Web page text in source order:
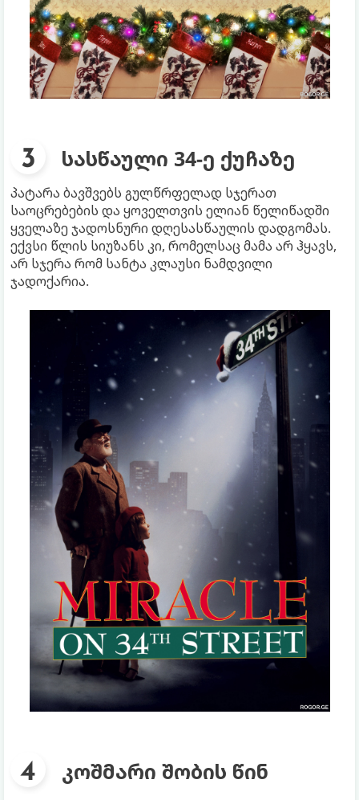
სასწაული 34-ე ქუჩაზე
პატარა ბავშვებს გულწრფელად სჯერათ
საოცრებების და ყოველთვის ელიან წელიწადში
ყველაზე ჯადოსნური დღესასწაულის დადგომას.
ექვსი წლის სიუზანს კი, რომელსაც მამა არ ჰყავს,
არ სჯერა რომ სანტა კლაუსი ნამდვილი
ჯადოქარია.
კოშმარი შობის წინ